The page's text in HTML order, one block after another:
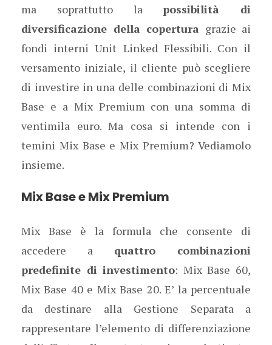
ma soprattutto la possibilità di
diversificazione della copertura grazie ai
fondi interni Unit Linked Flessibili. Con il
versamento iniziale, il cliente può scegliere
di investire in una delle combinazioni di Mix
Base e a Mix Premium con una somma di
ventimila euro. Ma cosa si intende con i
temini Mix Base e Mix Premium? Vediamolo
insieme.
Mix Base e Mix Premium
Mix Base è la formula che consente di
accedere a quattro combinazioni
predefinite di investimento: Mix Base 60,
Mix Base 40 e Mix Base 20. E’ la percentuale
da destinare alla Gestione Separata a
rappresentare l’elemento di differenziazione